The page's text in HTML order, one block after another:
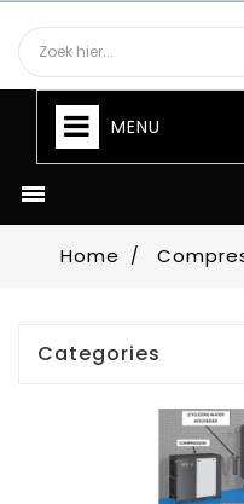
MENU

Home
Categories